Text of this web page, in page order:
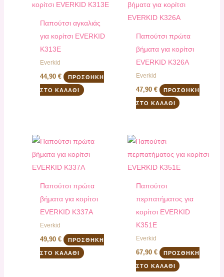
Παπούτσι αγκαλιάς
για κορίτσι EVERKID
K313Ε
Everkid
44,90€ ΠΡΟΣΘΉΚΗ
ΣΤΟ ΚΑΛΆΘΙ
Παπούτσι πρώτα
βήματα για κορίτσι
EVERKID K326A
Everkid
47,90 € ΠΡΟΣΘΉΚΗ
ΣΤΟ ΚΑΛΆΘΙ
Παπούτσι πρώτα
βήματα για κορίτσι
EVERKID K337A
Everkid
49,90€ ΠΡΟΣΘΉΚΗ
ΣΤΟ ΚΑΛΆΘΙ
Παπούτσι
περπατήματος για
κορίτσι EVERKID
K351E
Everkid
67,90 € ΠΡΟΣΘΉΚΗ
ΣΤΟ ΚΑΛΆΘΙ